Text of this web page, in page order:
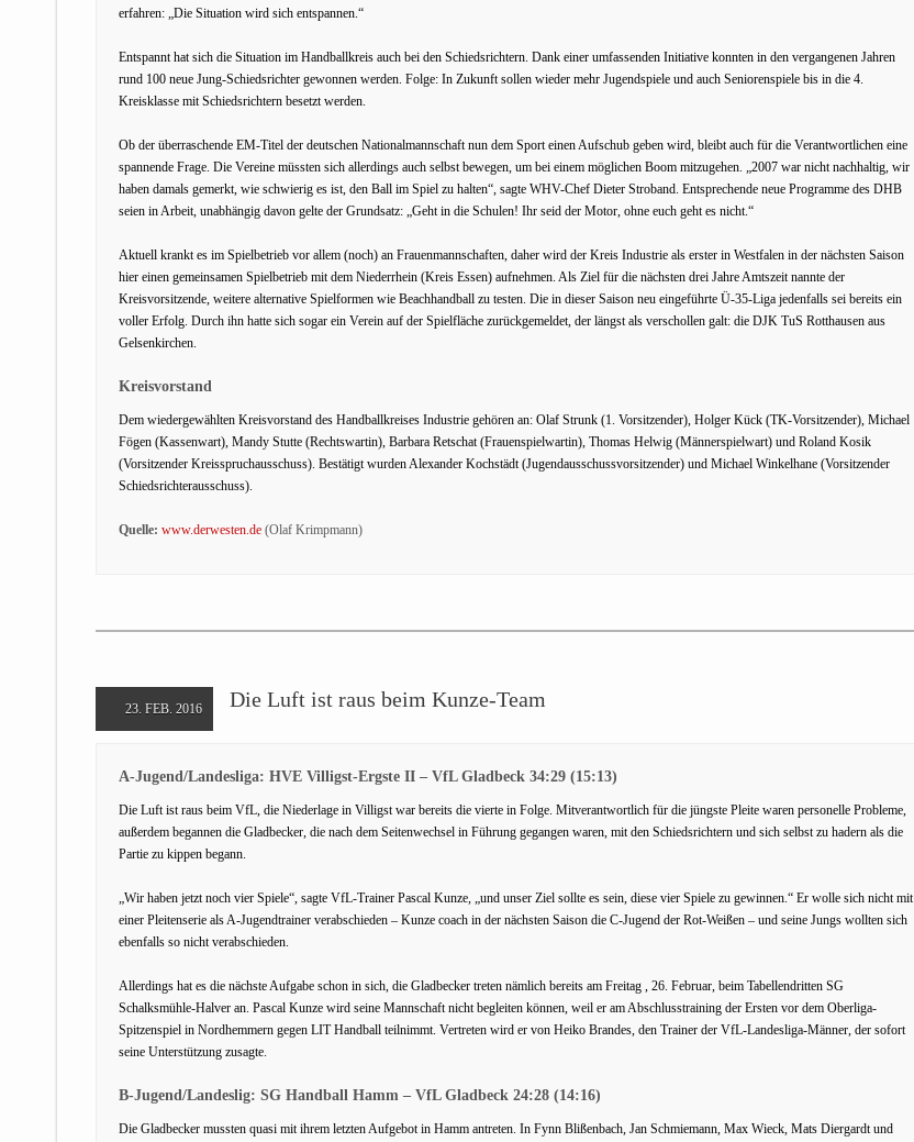
erfahren: „Die Situation wird sich entspannen.“
Entspannt hat sich die Situation im Handballkreis auch bei den Schiedsrichtern. Dank einer umfassenden Initiative konnten in den vergangenen Jahren
rund 100 neue Jung-Schiedsrichter gewonnen werden. Folge: In Zukunft sollen wieder mehr Jugendspiele und auch Seniorenspiele bis in die 4.
Kreisklasse mit Schiedsrichtern besetzt werden.
Ob der überraschende EM-Titel der deutschen Nationalmannschaft nun dem Sport einen Aufschub geben wird, bleibt auch für die Verantwortlichen eine
spannende Frage. Die Vereine müssten sich allerdings auch selbst bewegen, um bei einem möglichen Boom mitzugehen. „2007 war nicht nachhaltig, wir
haben damals gemerkt, wie schwierig es ist, den Ball im Spiel zu halten“, sagte WHV-Chef Dieter Stroband. Entsprechende neue Programme des DHB
seien in Arbeit, unabhängig davon gelte der Grundsatz: „Geht in die Schulen! Ihr seid der Motor, ohne euch geht es nicht.“
Aktuell krankt es im Spielbetrieb vor allem (noch) an Frauenmannschaften, daher wird der Kreis Industrie als erster in Westfalen in der nächsten Saison
hier einen gemeinsamen Spielbetrieb mit dem Niederrhein (Kreis Essen) aufnehmen. Als Ziel für die nächsten drei Jahre Amtszeit nannte der
Kreisvorsitzende, weitere alternative Spielformen wie Beachhandball zu testen. Die in dieser Saison neu eingeführte Ü-35-Liga jedenfalls sei bereits ein
voller Erfolg. Durch ihn hatte sich sogar ein Verein auf der Spielfläche zurückgemeldet, der längst als verschollen galt: die DJK TuS Rotthausen aus
Gelsenkirchen.
Kreisvorstand
Dem wiedergewählten Kreisvorstand des Handballkreises Industrie gehören an: Olaf Strunk (1. Vorsitzender), Holger Kück (TK-Vorsitzender), Michael
Fögen (Kassenwart), Mandy Stutte (Rechtswartin), Barbara Retschat (Frauenspielwartin), Thomas Helwig (Männerspielwart) und Roland Kosik
(Vorsitzender Kreisspruchausschuss). Bestätigt wurden Alexander Kochstädt (Jugendausschussvorsitzender) und Michael Winkelhane (Vorsitzender
Schiedsrichterausschuss).
Quelle: www.derwesten.de (Olaf Krimpmann)
23. FEB. 2016 Die Luft ist raus beim Kunze-Team
A-Jugend/Landesliga: HVE Villigst-Ergste II – VfL Gladbeck 34:29 (15:13)
Die Luft ist raus beim VfL, die Niederlage in Villigst war bereits die vierte in Folge. Mitverantwortlich für die jüngste Pleite waren personelle Probleme,
außerdem begannen die Gladbecker, die nach dem Seitenwechsel in Führung gegangen waren, mit den Schiedsrichtern und sich selbst zu hadern als die
Partie zu kippen begann.
„Wir haben jetzt noch vier Spiele“, sagte VfL-Trainer Pascal Kunze, „und unser Ziel sollte es sein, diese vier Spiele zu gewinnen.“ Er wolle sich nicht mit
einer Pleitenserie als A-Jugendtrainer verabschieden – Kunze coach in der nächsten Saison die C-Jugend der Rot-Weißen – und seine Jungs wollten sich
ebenfalls so nicht verabschieden.
Allerdings hat es die nächste Aufgabe schon in sich, die Gladbecker treten nämlich bereits am Freitag , 26. Februar, beim Tabellendritten SG
Schalksmühle-Halver an. Pascal Kunze wird seine Mannschaft nicht begleiten können, weil er am Abschlusstraining der Ersten vor dem Oberliga-
Spitzenspiel in Nordhemmern gegen LIT Handball teilnimmt. Vertreten wird er von Heiko Brandes, den Trainer der VfL-Landesliga-Männer, der sofort
seine Unterstützung zusagte.
B-Jugend/Landeslig: SG Handball Hamm – VfL Gladbeck 24:28 (14:16)
Die Gladbecker mussten quasi mit ihrem letzten Aufgebot in Hamm antreten. In Fynn Blißenbach, Jan Schmiemann, Max Wieck, Mats Diergardt und